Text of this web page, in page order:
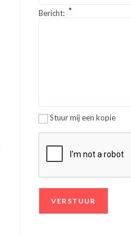
Bericht: *
Stuur mij een kopie